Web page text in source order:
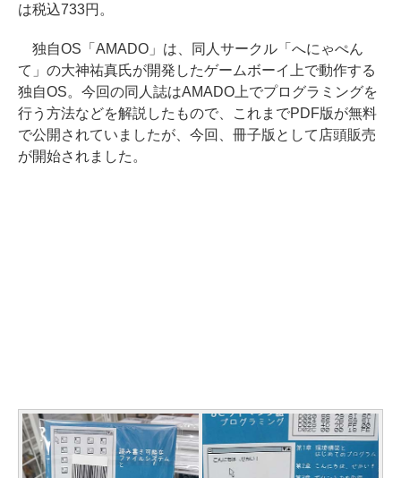
は税込733円。
独自OS「AMADO」は、同人サークル「へにゃぺん
て」の大神祐真氏が開発したゲームボーイ上で動作する
独自OS。今回の同人誌はAMADO上でプログラミングを
行う方法などを解説したもので、これまでPDF版が無料
で公開されていましたが、今回、冊子版として店頭販売
が開始されました。